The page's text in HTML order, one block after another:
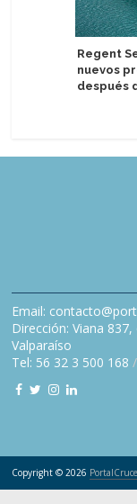
Regent
nuevos
después
Email:
Dirección: Viana
Valparaíso
Tel: 56 32 3 500 168 /
Copyright © 2026